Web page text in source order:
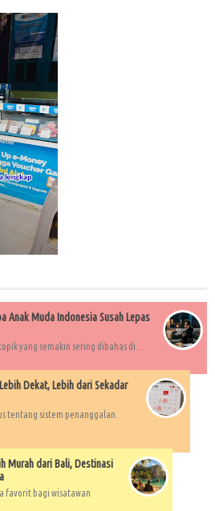
Anak Muda Indonesia Susah Lepas
yang semakin sering dibahas di...
Dekat, Lebih dari Sekadar
tentang sistem penanggalan.
Murah dari Bali, Destinasi
favorit bagi wisatawan